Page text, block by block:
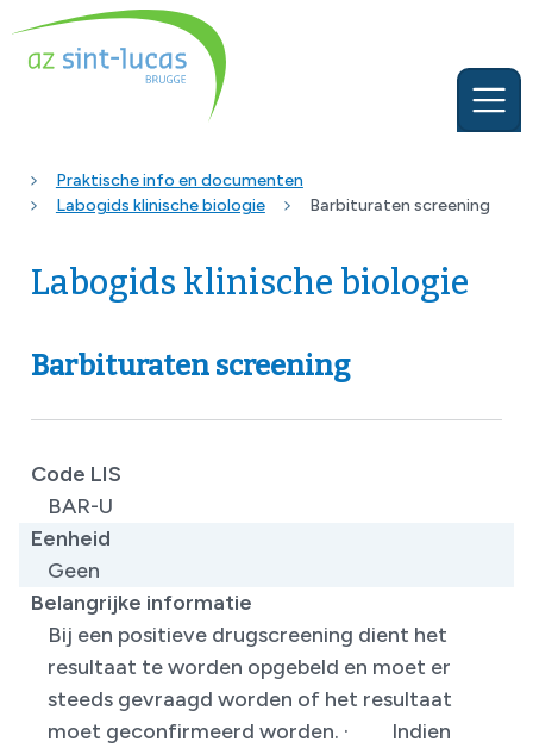
Praktische info en documenten
Labogids klinische biologie
Barbituraten screening
Labogids klinische biologie
Barbituraten screening
Code LIS
BAR-U
Eenheid
Geen
Belangrijke informatie
Bij een positieve drugscreening dient het
resultaat te worden opgebeld en moet er
steeds gevraagd worden of het resultaat
moet geconfirmeerd worden. · Indien